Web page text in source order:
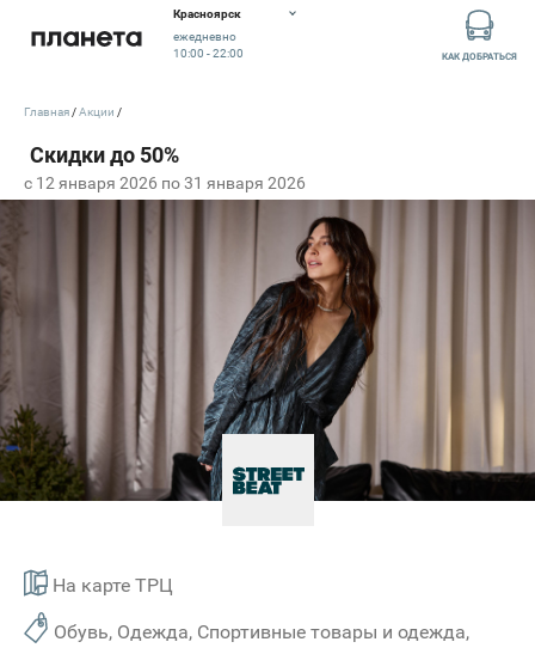
Красноярск
ежедневно
10:00 - 22:00
КАК ДОБРАТЬСЯ
c 12 января 2026 по 31 января 2026
На карте ТРЦ
Обувь, Одежда, Спортивные товары и одежда,
Главная Акции